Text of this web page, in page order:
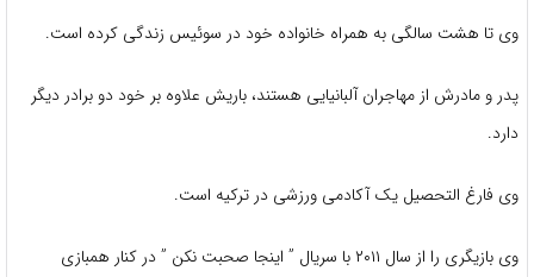
وی تا هشت سالگی به همراه خانواده خود در سوئیس زندگی کرده است.
پدر و مادرش از مهاجران آلبانیایی هستند، باریش علاوه بر خود دو برادر دیگر
دارد.
وی فارغ التحصیل یک آکادمی ورزشی در ترکیه است.
وی بازیگری را از سال ۲۰۱۱ با سریال ” اینجا صحبت نکن ” در کنار همبازی